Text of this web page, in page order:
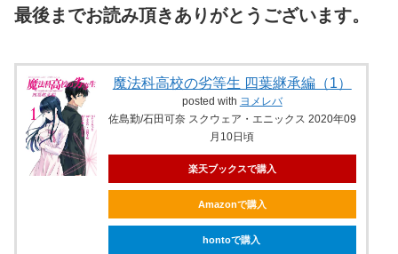
最後までお読み頂きありがとうございます。
魔法科高校の劣等生 四葉継承編（1）
posted with ヨメレバ
佐島勤/石田可奈 スクウェア・エニックス 2020年09
月10日頃
楽天ブックスで購入
Amazonで購入
hontoで購入